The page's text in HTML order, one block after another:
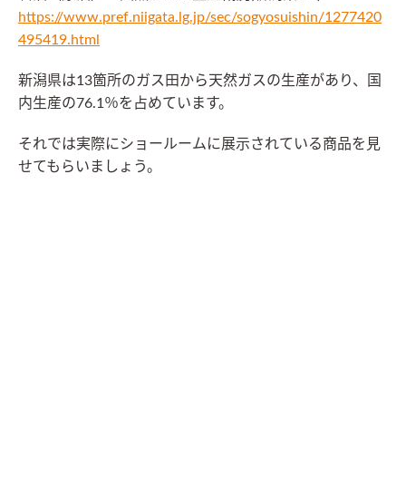
https://www.pref.niigata.lg.jp/sec/sogyosuishin/1277420
495419.html
新潟県は13箇所のガス田から天然ガスの生産があり、国
内生産の76.1％を占めています。
それでは実際にショールームに展示されている商品を見
せてもらいましょう。